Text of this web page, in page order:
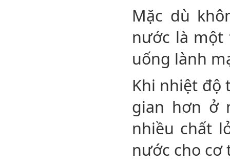
Mặc dù
nước là một
uống lành
Khi nhiệt độ
gian hơn ở
nhiều chất
nước cho cơ